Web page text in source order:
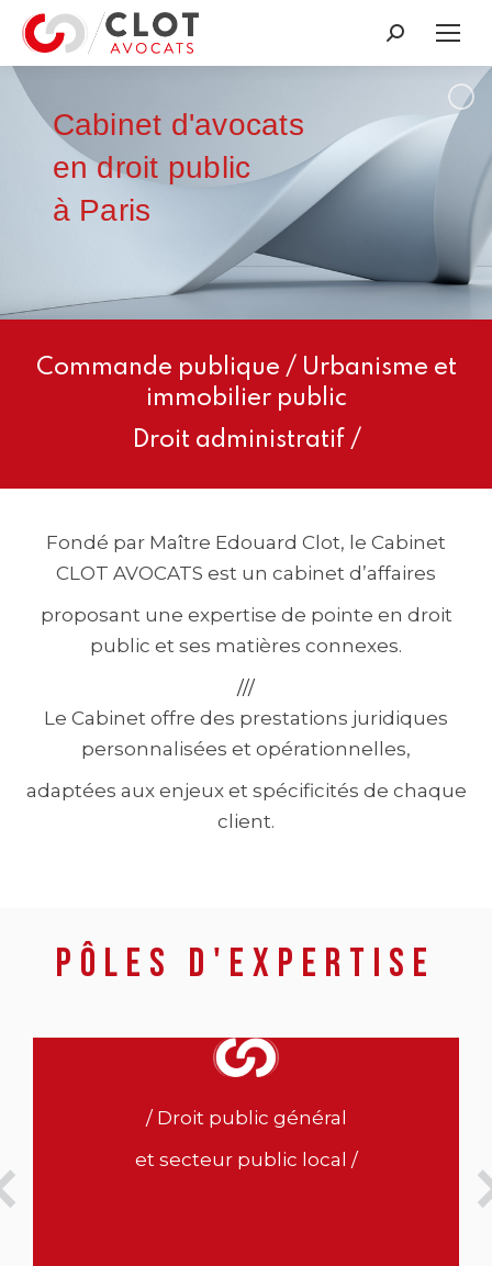
Recherche
:
Cabinet d'avocats
en droit public
à Paris
Commande publique / Urbanisme et
immobilier public
Droit administratif /
Fondé par Maître Edouard Clot, le Cabinet
CLOT AVOCATS est un cabinet d’affaires
proposant une expertise de pointe en droit
public et ses matières connexes.
///
Le Cabinet offre des prestations juridiques
personnalisées et opérationnelles,
adaptées aux enjeux et spécificités de chaque
client.
Pôles d'expertise
/ Droit public général
et secteur public local /